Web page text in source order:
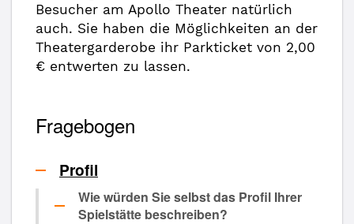
Besucher am Apollo Theater natürlich
auch. Sie haben die Möglichkeiten an der
Theatergarderobe ihr Parkticket von 2,00
€ entwerten zu lassen.
Fragebogen
Profil
Wie würden Sie selbst das Profil Ihrer
Spielstätte beschreiben?